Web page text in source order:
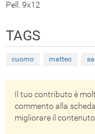
Pell. 9x12
TAGS
cuomo matteo
Il tuo contributo è
commento alla
migliorare il